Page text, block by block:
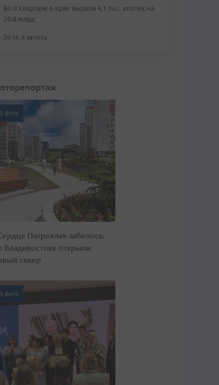
Во II квартале в крае выдали 4,1 тыс. ипотек на
20,8 млрд
20:14, 8 августа
фото
Патрокла» забилось:
Владивостоке открыли
сквер
фото